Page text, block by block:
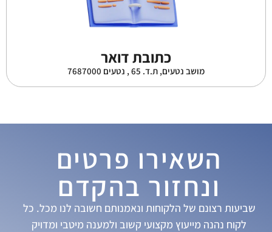
כתובת דואר
מושב נטעים, ת.ד. 65 , נטעים 7687000
השאירו פרטים
ונחזור בהקדם
שביעות רצונם של הלקוחות ונאמנותם חשובה לנו מכל. כל
לקוח נהנה מייעוץ מקצועי קשוב ולמענה מיטבי ומדויק